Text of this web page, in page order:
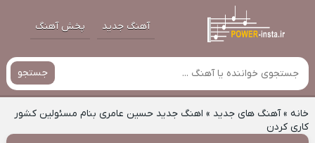
آهنگ جدید پخش آهنگ
جستجو
خانه»آهنگ های جدید » اهنگ جدید حسین عامری بنام مسئولین کشور
کاری کردن